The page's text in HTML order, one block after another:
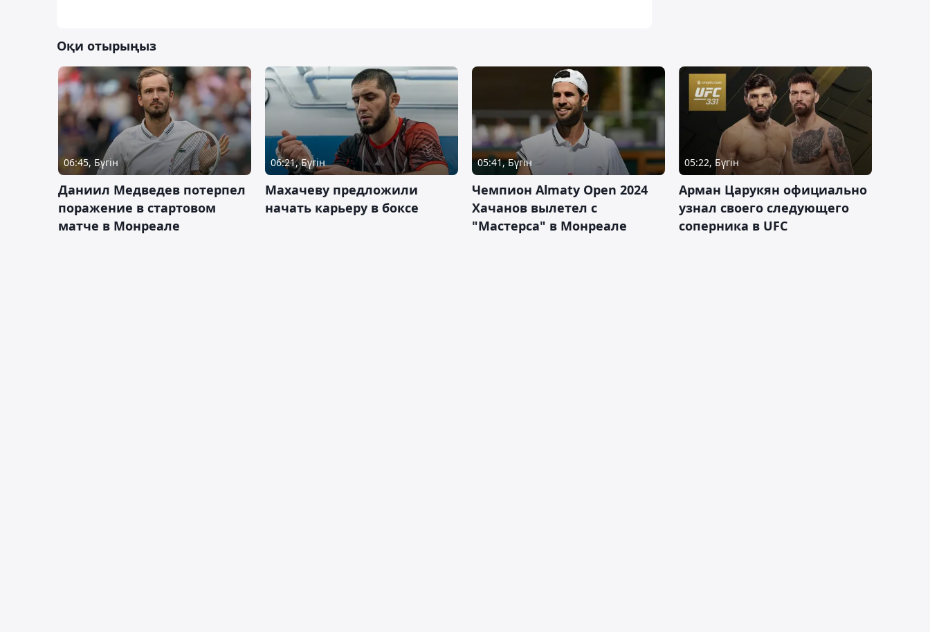
Оқи отырыңыз
06:45, Бүгін
Даниил Медведев потерпел
поражение в стартовом
матче в Монреале
06:21, Бүгін
Махачеву предложили
начать карьеру в боксе
05:41, Бүгін
Чемпион Almaty Open 2024
Хачанов вылетел с
"Мастерса" в Монреале
05:22, Бүгін
Арман Царукян официально
узнал своего следующего
соперника в UFC